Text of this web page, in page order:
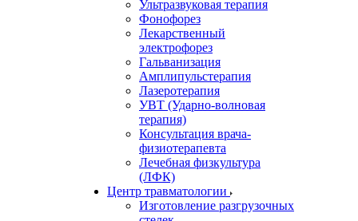
Ультразвуковая терапия
Фонофорез
Лекарственный
электрофорез
Гальванизация
Амплипульстерапия
Лазеротерапия
УВТ (Ударно-волновая
терапия)
Консультация врача-
физиотерапевта
Лечебная физкультура
(ЛФК)
Центр травматологии
Изготовление разгрузочных